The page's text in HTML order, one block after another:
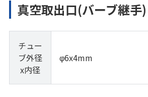
真空取出口(バーブ継手)
チュー
ブ外径
x内径
φ6x4mm